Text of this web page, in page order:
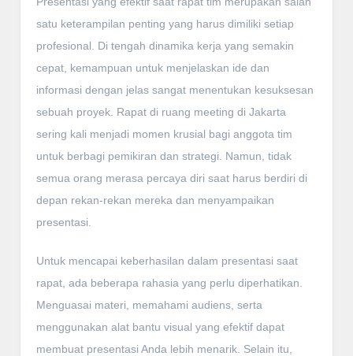
satu keterampilan penting yang harus dimiliki setiap
profesional. Di tengah dinamika kerja yang semakin
cepat, kemampuan untuk menjelaskan ide dan
informasi dengan jelas sangat menentukan kesuksesan
sebuah proyek. Rapat di ruang meeting di Jakarta
sering kali menjadi momen krusial bagi anggota tim
untuk berbagi pemikiran dan strategi. Namun, tidak
semua orang merasa percaya diri saat harus berdiri di
depan rekan-rekan mereka dan menyampaikan
presentasi.
Untuk mencapai keberhasilan dalam presentasi saat
rapat, ada beberapa rahasia yang perlu diperhatikan.
Menguasai materi, memahami audiens, serta
menggunakan alat bantu visual yang efektif dapat
membuat presentasi Anda lebih menarik. Selain itu,